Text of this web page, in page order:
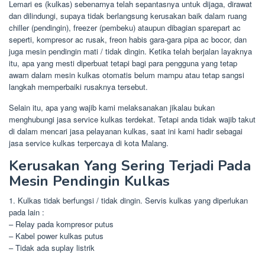
Lemari es (kulkas) sebenarnya telah sepantasnya untuk dijaga, dirawat
dan dilindungi, supaya tidak berlangsung kerusakan baik dalam ruang
chiller (pendingin), freezer (pembeku) ataupun dibagian sparepart ac
seperti, kompresor ac rusak, freon habis gara-gara pipa ac bocor, dan
juga mesin pendingin mati / tidak dingin. Ketika telah berjalan layaknya
itu, apa yang mesti diperbuat tetapi bagi para pengguna yang tetap
awam dalam mesin kulkas otomatis belum mampu atau tetap sangsi
langkah memperbaiki rusaknya tersebut.
Selain itu, apa yang wajib kami melaksanakan jikalau bukan
menghubungi jasa service kulkas terdekat. Tetapi anda tidak wajib takut
di dalam mencari jasa pelayanan kulkas, saat ini kami hadir sebagai
jasa service kulkas terpercaya di kota Malang.
Kerusakan Yang Sering Terjadi Pada
Mesin Pendingin Kulkas
1. Kulkas tidak berfungsi / tidak dingin. Servis kulkas yang diperlukan
pada lain :
– Relay pada kompresor putus
– Kabel power kulkas putus
– Tidak ada suplay listrik